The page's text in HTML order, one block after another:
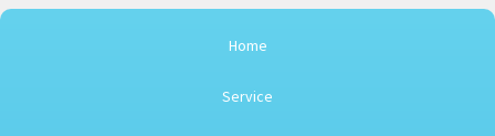
Home
Service